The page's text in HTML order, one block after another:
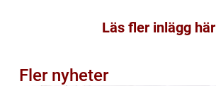
Läs fler inlägg här
Fler nyheter